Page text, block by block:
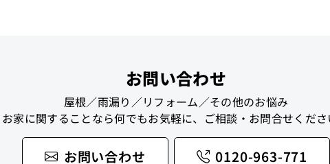
お問い合わせ
屋根／雨漏り／リフォーム／その他のお悩み
お家に関することなら何でもお気軽に、ご相談・お問合せくだ
お問い合わせ 0120-963-771